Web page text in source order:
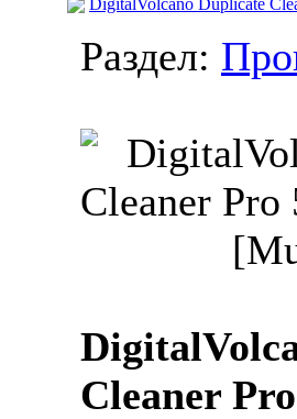
DigitalVolcano Duplicate
Раздел:
Cleaner Pro